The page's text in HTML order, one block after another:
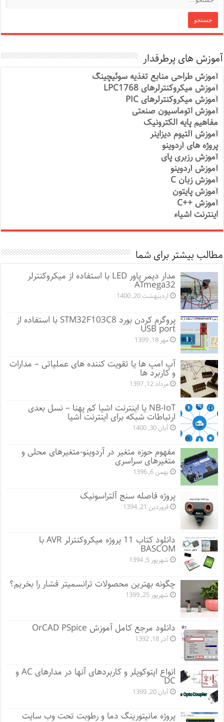
آموزش های پرطرفدار
آموزش طراحی منابع تغذیه سوئیچینگ
آموزش میکروکنترلرهای LPC1768
آموزش میکروکنترلرهای PIC
آموزش اتوماسیون صنعتی
مفاهیم پایه الکترونیک
آموزش آلتیوم دیزاینر
پروژه های آردوینو
آموزش رزبری پای
آموزش آردوینو
آموزش زبان C
آموزش پایتون
آموزش ++C
اینترنت اشیاء
مطالب بیشتر برای شما
مدار دیمر پاور LED با استفاده از میکروکنترلر
ATmega32
اردیبهشت 20, 1400
پروگرم کردن بورد STM32F103C8 با استفاده از
USB port
مهر 18, 1399
آپ امپ ها یا تقویت کننده های عملیاتی – مدارات
و کاربرد ها
مرداد 12, 1397
NB-IoT یا اینترنت اشیا کم پهنا – نسل بعدی
ارتباطات شبکه برای اینترنت اشیا
آبان 30, 1400
مفهوم حوزه متغیر در آردوینو-متغیرهای محلی و
متغیرهای سراسری
بهمن 6, 1396
پروژه فاصله سنج آلتراسونیک
فروردین 21, 1394
دانلود کتاب 11 پروژه میکروکنترلر AVR با
BASCOM
شهریور 5, 1394
چگونه بهترین محصولات ترانسمیتر فشار را بخریم؟
شهریور 25, 1399
دانلود مرجع کامل آموزش OrCAD PSpice
آذر 18, 1392
انواع اپتوکوپلر و کاربردهای آنها در مدارهای AC و
DC
آبان 20, 1399
پروژه مانيتورينگ دما و رطوبت تحت وب سایت